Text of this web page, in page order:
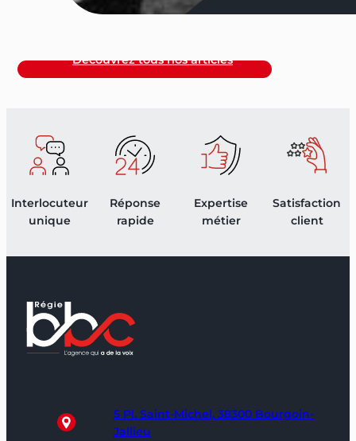
Découvrez tous nos articles
Interlocuteur
unique
Réponse
rapide
Expertise
métier
Satisfaction
client
5 Pl. Saint-Michel, 38300 Bourgoin-
Jallieu